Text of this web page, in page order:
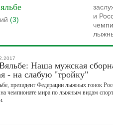
Михаил
(3)
и
Наша мужская
- на слабую "тройку"
президент Федерации лыжных гонок
чемпионате мира по лыжным видам